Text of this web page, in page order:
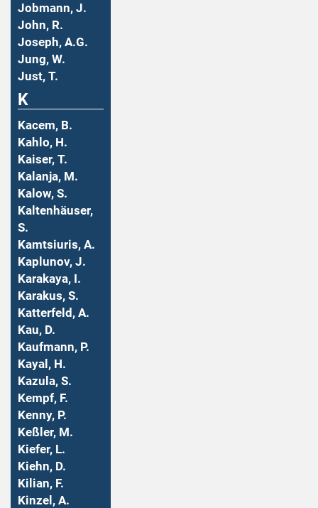
Jobmann, J.
John, R.
Joseph, A.G.
Jung, W.
Just, T.
K
Kacem, B.
Kahlo, H.
Kaiser, T.
Kalanja, M.
Kalow, S.
Kaltenhäuser,
S.
Kamtsiuris, A.
Kaplunov, J.
Karakaya, I.
Karakus, S.
Katterfeld, A.
Kau, D.
Kaufmann, P.
Kayal, H.
Kazula, S.
Kempf, F.
Kenny, P.
Keßler, M.
Kiefer, L.
Kiehn, D.
Kilian, F.
Kinzel, A.